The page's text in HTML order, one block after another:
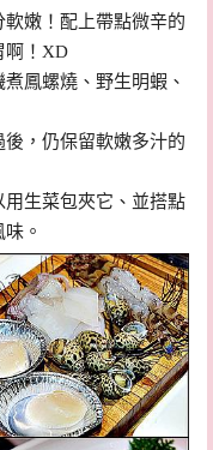
嫩！配上帶點微辛的
啊！XD
鳳螺燒、野生明蝦、
，仍保留軟嫩多汁的
生菜包夾它、並搭點
。